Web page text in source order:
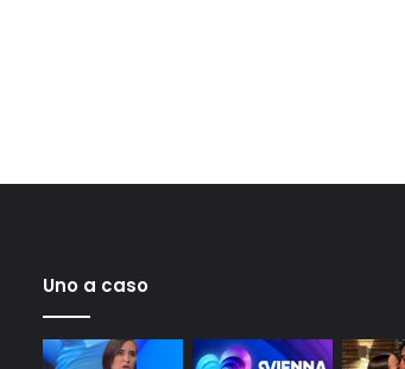
Uno a caso